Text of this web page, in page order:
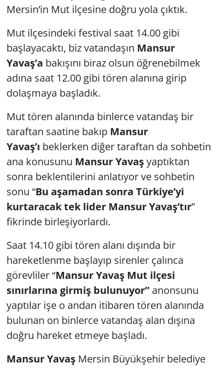
Mersin’in Mut ilçesine doğru yola çıktık.
Mut ilçesindeki festival saat 14.00 gibi
başlayacaktı, biz vatandaşın Mansur
Yavaş’a bakışını biraz olsun öğrenebilmek
adına saat 12.00 gibi tören alanına girip
dolaşmaya başladık.
Mut tören alanında binlerce vatandaş bir
taraftan saatine bakıp Mansur
Yavaş’ı beklerken diğer taraftan da sohbetin
ana konusunu Mansur Yavaşyaptıktan
sonra beklentilerini anlatıyor ve sohbetin
sonu “Bu aşamadan sonra Türkiye’yi
kurtaracak tek lider Mansur Yavaş’tır”
fikrinde birleşiyorlardı.
Saat 14.10 gibi tören alanı dışında bir
hareketlenme başlayıp sirenler çalınca
görevliler “Mansur Yavaş Mut ilçesi
sınırlarına girmiş bulunuyor”anonsunu
yaptılar işe o andan itibaren tören alanında
bulunan on binlerce vatandaş alan dışına
doğru hareket etmeye başladı.
Mansur YavaşMersin Büyükşehir belediye